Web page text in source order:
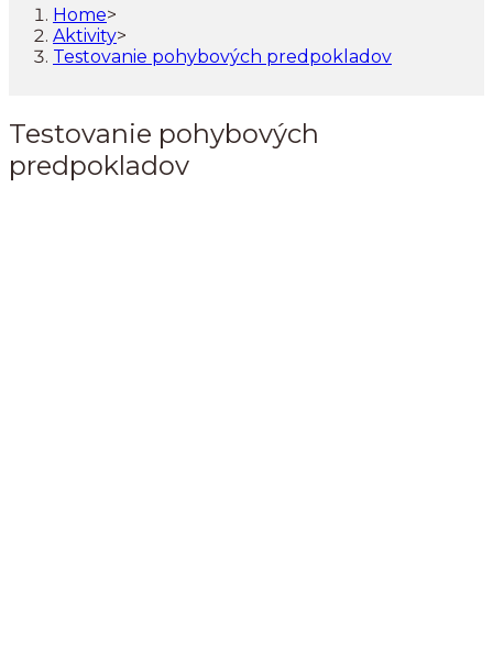
Home>
Aktivity>
Testovanie pohybových predpokladov
Testovanie pohybových
predpokladov